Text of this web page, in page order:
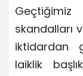
skandalları
iktidardan
laiklik